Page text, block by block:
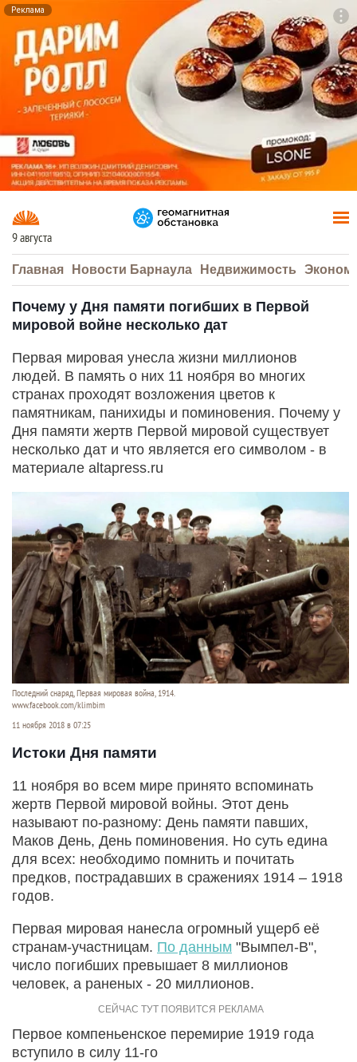
Реклама
9 августа
Главная Новости Барнаула Недвижимость
Почему у Дня памяти погибших в Первой
мировой войне несколько дат
Первая мировая унесла жизни миллионов
людей. В память о них 11 ноября во многих
странах проходят возложения цветов к
памятникам, панихиды и поминовения. Почему у
Дня памяти жертв Первой мировой существует
несколько дат и что является его символом - в
материале altapress.ru
Последний снаряд, Первая мировая война, 1914.
www.facebook.com/klimbim
11 ноября 2018 в 07:25
Истоки Дня памяти
11 ноября во всем мире принято вспоминать
жертв Первой мировой войны. Этот день
называют по-разному: День памяти павших,
Маков День, День поминовения. Но суть едина
для всех: необходимо помнить и почитать
предков, пострадавших в сражениях 1914 – 1918
годов.
Первая мировая нанесла огромный ущерб её
странам-участницам. По данным "Вымпел-В",
число погибших превышает 8 миллионов
человек, а раненых - 20 миллионов.
Первое компеньенское перемирие 1919 года
вступило в силу 11-го